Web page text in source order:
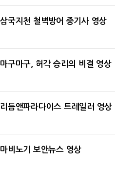
2011-01-20
삼국지천 철벽방어 중기사 영상
2011-01-19
마구마구, 허각 승리의 비결 영상
2011-01-19
리듬앤파라다이스 트레일러 영상
2011-01-14
마비노기 보안뉴스 영상